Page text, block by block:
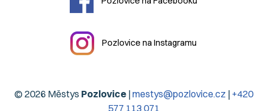
Pozlovice na Instagramu
© 2026 Městys Pozlovice|mestys@pozlovice.cz | +420
577 113 071